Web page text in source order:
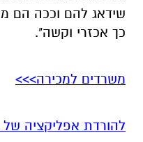
משרדים למכירה>>>
בפרסומינו צילום שיש